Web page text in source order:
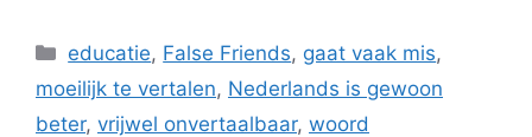
Categorieën
educatie, False Friends, gaat vaak mis,
moeilijk te vertalen, Nederlands is gewoon
beter, vrijwel onvertaalbaar, woord